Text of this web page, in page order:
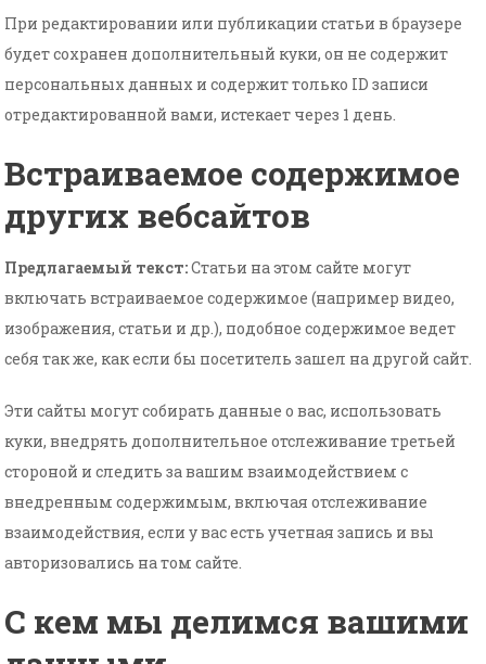
При редактировании или публикации статьи в браузере
будет сохранен дополнительный куки, он не содержит
персональных данных и содержит только ID записи
отредактированной вами, истекает через 1 день.
Встраиваемое содержимое
других вебсайтов
Предлагаемый текст:Статьи на этом сайте могут
включать встраиваемое содержимое (например видео,
изображения, статьи и др.), подобное содержимое ведет
себя так же, как если бы посетитель зашел на другой сайт.
Эти сайты могут собирать данные о вас, использовать
куки, внедрять дополнительное отслеживание третьей
стороной и следить за вашим взаимодействием с
внедренным содержимым, включая отслеживание
взаимодействия, если у вас есть учетная запись и вы
авторизовались на том сайте.
С кем мы делимся вашими